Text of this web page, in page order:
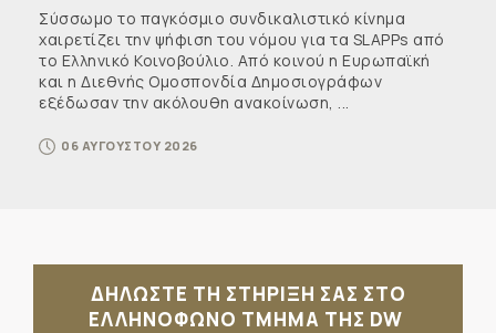
Σύσσωμο το παγκόσμιο συνδικαλιστικό κίνημα
χαιρετίζει την ψήφιση του νόμου για τα SLAPPs από
το Ελληνικό Κοινοβούλιο. Από κοινού η Ευρωπαϊκή
και η Διεθνής Ομοσπονδία Δημοσιογράφων
εξέδωσαν την ακόλουθη ανακοίνωση, ...
06 ΑΥΓΟΥΣΤΟΥ 2026
ΔΗΛΩΣΤΕ ΤΗ ΣΤΗΡΙΞΗ ΣΑΣ ΣΤΟ
ΕΛΛΗΝΟΦΩΝΟ ΤΜΗΜΑ ΤΗΣ DW